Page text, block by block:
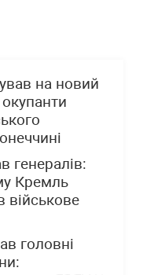
на новий
генералів:
Кремль
військове
головні